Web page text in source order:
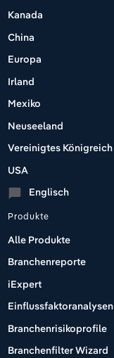
Kanada
China
Europa
Irland
Mexiko
Neuseeland
Vereinigtes Königreich
USA
chat_bubble Englisch
Produkte
Alle Produkte
Branchenreporte
iExpert
Einflussfaktoranalysen
Branchenrisikoprofile
Branchenfilter Wizard